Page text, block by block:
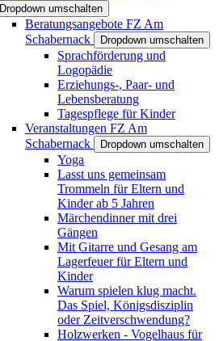
Dropdown umschalten
Beratungsangebote FZ Am
Schabernack
Dropdown umschalten
Sprachförderung und
Logopädie
Erziehungs-, Paar- und
Lebensberatung
Tagespflege für Kinder
Veranstaltungen FZ Am
Schabernack
Dropdown umschalten
Yoga
Lasst uns gemeinsam
Trommeln für Eltern und
Kinder ab 5 Jahren
Märchendinner mit drei
Gängen
Mit Gitarre und Gesang am
Lagerfeuer für Eltern und
Kinder
Warum spielen klug macht.
Das Spiel, Königsdisziplin
oder Zeitverschwendung?
Holzwerken - Vogelhaus für